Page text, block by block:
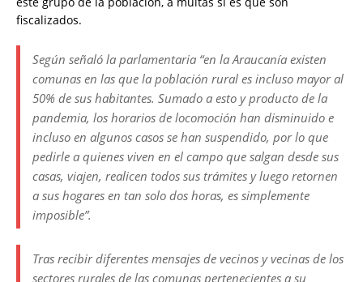
fiscalizados.
Según señaló la parlamentaria “en la Araucanía existen
comunas en las que la población rural es incluso mayor al
50% de sus habitantes. Sumado a esto y producto de la
pandemia, los horarios de locomoción han disminuido e
incluso en algunos casos se han suspendido, por lo que
pedirle a quienes viven en el campo que salgan desde sus
casas, viajen, realicen todos sus trámites y luego retornen
a sus hogares en tan solo dos horas, es simplemente
imposible”.
Tras recibir diferentes mensajes de vecinos y vecinas de los
sectores rurales de las comunas pertenecientes a su